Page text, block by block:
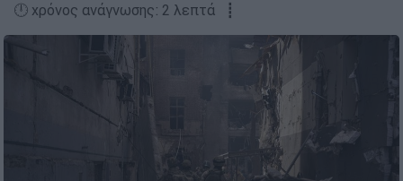
🕛 χρόνος ανάγνωσης: 2 λεπτά ┋